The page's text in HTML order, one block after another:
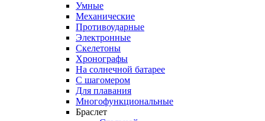
Умные
Механические
Противоударные
Электронные
Скелетоны
Хронографы
На солнечной батарее
С шагомером
Для плавания
Многофункциональные
Браслет